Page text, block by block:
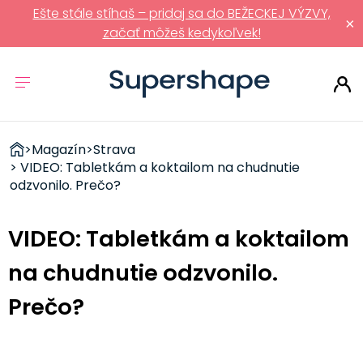
×
Ešte stále stíhaš – pridaj sa do BEŽECKEJ VÝZVY,
začať môžeš kedykoľvek!
ZDRAVÉ
RÝCHLOVKY
>Magazín>Strava
> VIDEO: Tabletkám a koktailom na chudnutie
odzvonilo. Prečo?
VIDEO: Tabletkám a koktailom
na chudnutie odzvonilo.
Prečo?